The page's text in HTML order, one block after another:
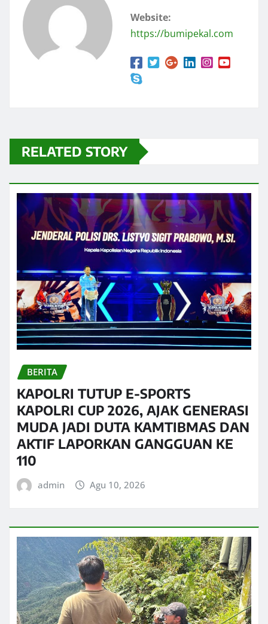
Website:
https://bumipekal.com
RELATED STORY
BERITA
KAPOLRI TUTUP E-SPORTS
KAPOLRI CUP 2026, AJAK GENERASI
MUDA JADI DUTA KAMTIBMAS DAN
AKTIF LAPORKAN GANGGUAN KE
110
admin Agu 10, 2026